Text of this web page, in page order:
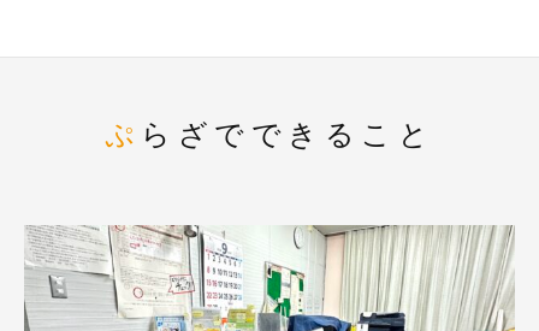
ぷらざでできること